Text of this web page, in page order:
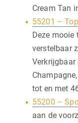
Cream Tan
55201 –
Deze mooie
verstelbaar
Verkrijgbaar
tot en met
55200 –
aan de